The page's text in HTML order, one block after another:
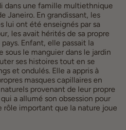
dans une famille multiethnique
Janeiro. En grandissant, les
lui ont été enseignés par sa
les avait hérités de sa propre
Enfant, elle passait la
sous le manguier dans le jardin
ses histoires tout en se
et ondulés. Elle a appris à
masques capillaires en
provenant de leur propre
a allumé son obsession pour
rôle important que la nature joue